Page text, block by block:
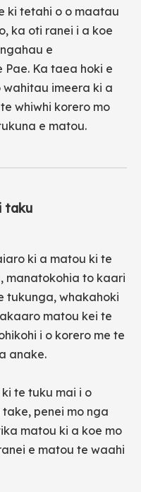
ki tetahi o o maatau
ka oti ranei i a koe
e
Ka taea hoki e
wahitau imeera ki a
whiwhi korero mo
e matou.
taku
ki a matou ki te
manatokohia to kaari
tukunga, whakahoki
matou kei te
i o korero me te
anake.
te tuku mai i o
penei mo nga
matou ki a koe mo
e matou te waahi